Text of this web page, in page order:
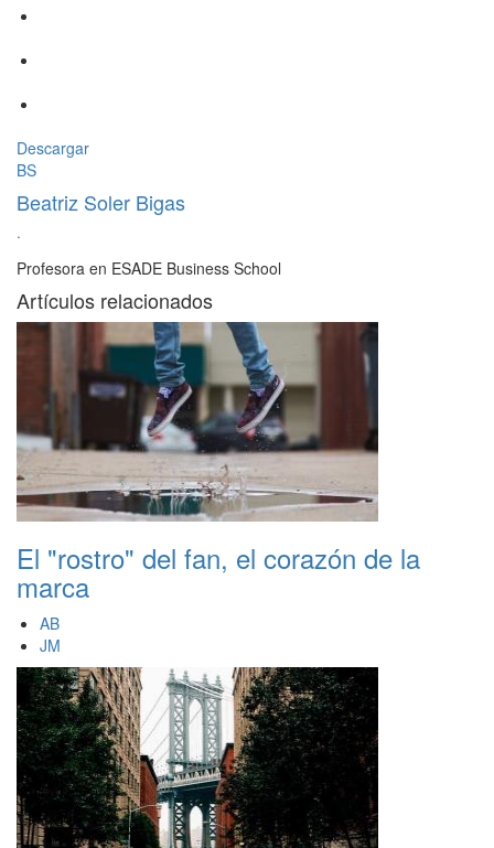
Descargar
BS
Beatriz Soler Bigas
·
Profesora en ESADE Business School
Artículos relacionados
El "rostro" del fan, el corazón de la
marca
AB
JM